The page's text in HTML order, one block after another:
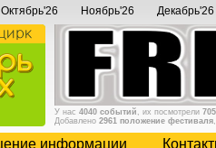
Октябрь'26 Ноябрь'26 Декабрь'26
У нас 4040 событий , их посмотрели
Добавлено 2961 положение фестиваля
информации